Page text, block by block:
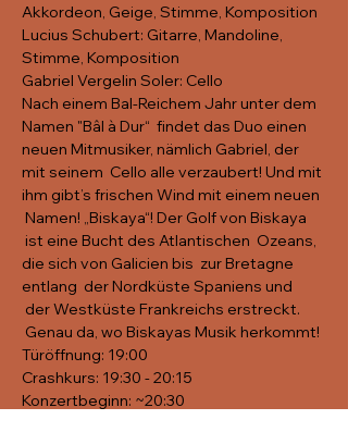
Akkordeon, Geige, Stimme, Komposition
Lucius Schubert: Gitarre, Mandoline,
Stimme, Komposition
Gabriel Vergelin Soler: Cello
Nach einem Bal-Reichem Jahr unter dem
Namen "Bâl à Dur“  findet das Duo einen
neuen Mitmusiker, nämlich Gabriel, der
mit seinem  Cello alle verzaubert! Und mit
ihm gibt’s frischen Wind mit einem neuen
Namen! „Biskaya“! Der Golf von Biskaya
ist eine Bucht des Atlantischen  Ozeans,
die sich von Galicien bis  zur Bretagne
entlang  der Nordküste Spaniens und
der Westküste Frankreichs erstreckt.
Genau da, wo Biskayas Musik herkommt!
Türöffnung: 19:00
Crashkurs: 19:30 - 20:15
Konzertbeginn: ~20:30